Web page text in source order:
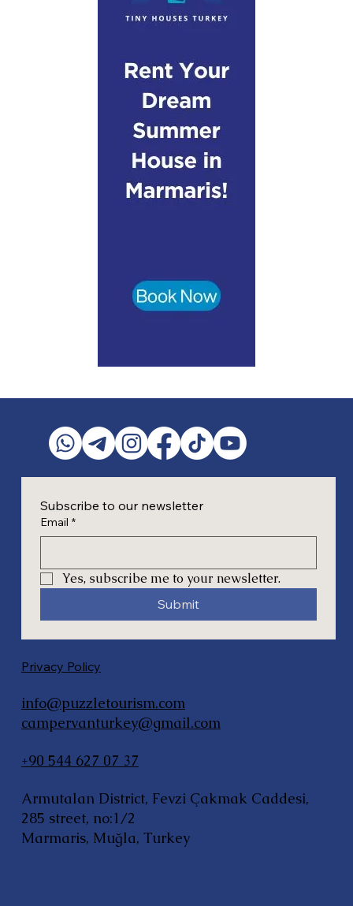
Subscribe to our newsletter
Email *
Yes, subscribe me to your newsletter.
Submit
Privacy Policy
info@puzzletourism.com
campervanturkey@gmail.com
+90 544 627 07 37
Armutalan District, Fevzi Çakmak Caddesi,
285 street, no:1/2
Marmaris, Muğla, Turkey